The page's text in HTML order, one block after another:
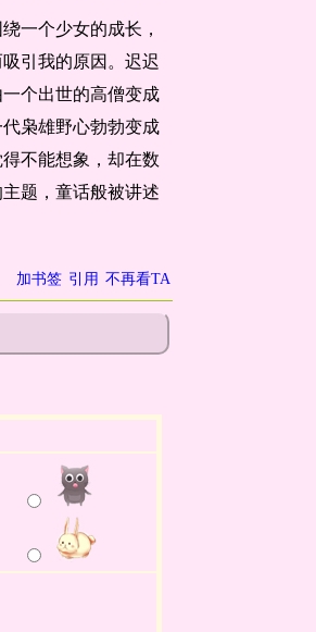
一个少女的成长，
引我的原因。迟迟
个出世的高僧变成
枭雄野心勃勃变成
不能想象，却在数
题，童话般被讲述
加书签 引用 不再看TA